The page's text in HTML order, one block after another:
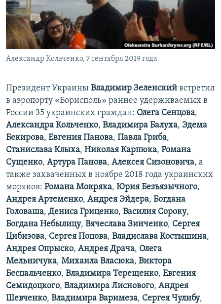
ПОБЕДИТЕЛЕЙ НЕ СУДЯТ?
КРЫМ.НЕПОКОРЕННЫЙ
ELIFBE
УКРАИНСКАЯ ПРОБЛЕМА КРЫМА
ПРИСОЕДИНЯЙТЕСЬ!
Александр Кольченко, 7 сентября 2019 года
Президент Украины Владимир Зеленский встретил
в аэропорту «Борисполь» раннее удерживаемых в
России 35 украинских граждан: Олега Сенцова,
Александра Кольченко, Владимира Балуха, Эдема
Бекирова, Евгения Панова, Павла Гриба,
Станислава Клыха, Николая Карпюка, Романа
Сущенко, Артура Панова, Алексея Сизоновича, а
также захваченных в ноябре 2018 года украинских
моряков: Романа Мокряка, Юрия Безъязычного,
Андрея Артеменко, Андрея Эйдера, Богдана
Головаша, Дениса Гриценко, Василия Сороку,
Богдана Небылицу, Вячеслава Зинченко, Сергея
Цибизова, Сергея Попова, Владислава Костышина,
Андрея Опрыско, Андрея Драча, Олега
Мельничука, Михаила Власюка, Виктора
Беспальченко, Владимира Терещенко, Евгения
Семидоцкого, Владимира Лиснового, Андрея
Шевченко, Владимира Варимеза, Сергея Чулибу,